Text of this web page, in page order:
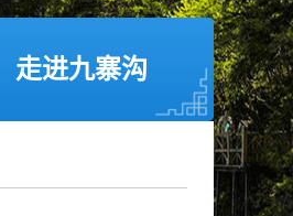
走进九寨沟